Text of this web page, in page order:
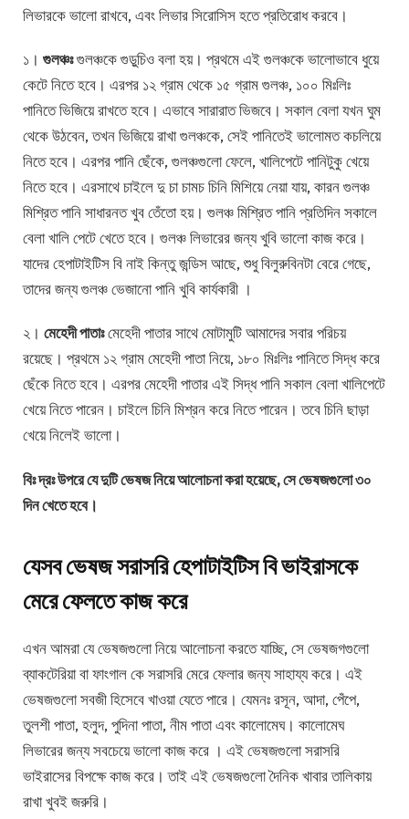
লিভারকে ভালো রাখবে, এবং লিভার সিরোসিস হতে প্রতিরোধ করবে।
১। গুলঞ্চঃগুলঞ্চকে গুড়ুচিও বলা হয়। প্রথমে এই গুলঞ্চকে ভালোভাবে ধুয়ে
কেটে নিতে হবে। এরপর ১২ গ্রাম থেকে ১৫ গ্রাম গুলঞ্চ, ১০০ মিঃলিঃ
পানিতে ভিজিয়ে রাখতে হবে। এভাবে সারারাত ভিজবে। সকাল বেলা যখন ঘুম
থেকে উঠবেন, তখন ভিজিয়ে রাখা গুলঞ্চকে, সেই পানিতেই ভালোমত কচলিয়ে
নিতে হবে। এরপর পানি ছেঁকে, গুলঞ্চগুলো ফেলে, খালিপেটে পানিটুকু খেয়ে
নিতে হবে। এরসাথে চাইলে দু চা চামচ চিনি মিশিয়ে নেয়া যায়, কারন গুলঞ্চ
মিশ্রিত পানি সাধারনত খুব তেঁতো হয়। গুলঞ্চ মিশ্রিত পানি প্রতিদিন সকালে
বেলা খালি পেটে খেতে হবে। গুলঞ্চ লিভারের জন্য খুবি ভালো কাজ করে।
যাদের হেপাটাইটিস বি নাই কিন্তু জন্ডিস আছে, শুধু বিলুরুবিনটা বেরে গেছে,
তাদের জন্য গুলঞ্চ ভেজানো পানি খুবি কার্যকারী ।
২। মেহেদী পাতাঃমেহেদী পাতার সাথে মোটামুটি আমাদের সবার পরিচয়
রয়েছে। প্রথমে ১২ গ্রাম মেহেদী পাতা নিয়ে, ১৮০ মিঃলিঃ পানিতে সিদ্ধ করে
ছেঁকে নিতে হবে। এরপর মেহেদী পাতার এই সিদ্ধ পানি সকাল বেলা খালিপেটে
খেয়ে নিতে পারেন। চাইলে চিনি মিশ্রন করে নিতে পারেন। তবে চিনি ছাড়া
খেয়ে নিলেই ভালো।
বিঃ দ্রঃ উপরে যে দুটি ভেষজ নিয়ে আলোচনা করা হয়েছে,সে ভেষজগুলো ৩০
দিন খেতে হবে।
যেসব ভেষজ সরাসরি হেপাটাইটিস বি ভাইরাসকে
মেরে ফেলতে কাজ করে
এখন আমরা যে ভেষজগুলো নিয়ে আলোচনা করতে যাচ্ছি, সে ভেষজগগুলো
ব্যাকটেরিয়া বা ফাংগাল কে সরাসরি মেরে ফেলার জন্য সাহায্য করে। এই
ভেষজগুলো সবজী হিসেবে খাওয়া যেতে পারে। যেমনঃ রসূন, আদা, পেঁপে,
তুলশী পাতা, হলুদ, পুদিনা পাতা, নীম পাতা এবং কালোমেঘ। কালোমেঘ
লিভারের জন্য সবচেয়ে ভালো কাজ করে । এই ভেষজগুলো সরাসরি
ভাইরাসের বিপক্ষে কাজ করে। তাই এই ভেষজগুলো দৈনিক খাবার তালিকায়
রাখা খুবই জরুরি।